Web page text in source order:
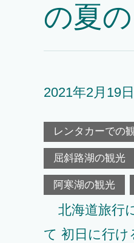
の夏
2021年2月19日
レンタカーでの
屈斜路湖の観光
阿寒湖の観光
北海道旅行
て 初日に行